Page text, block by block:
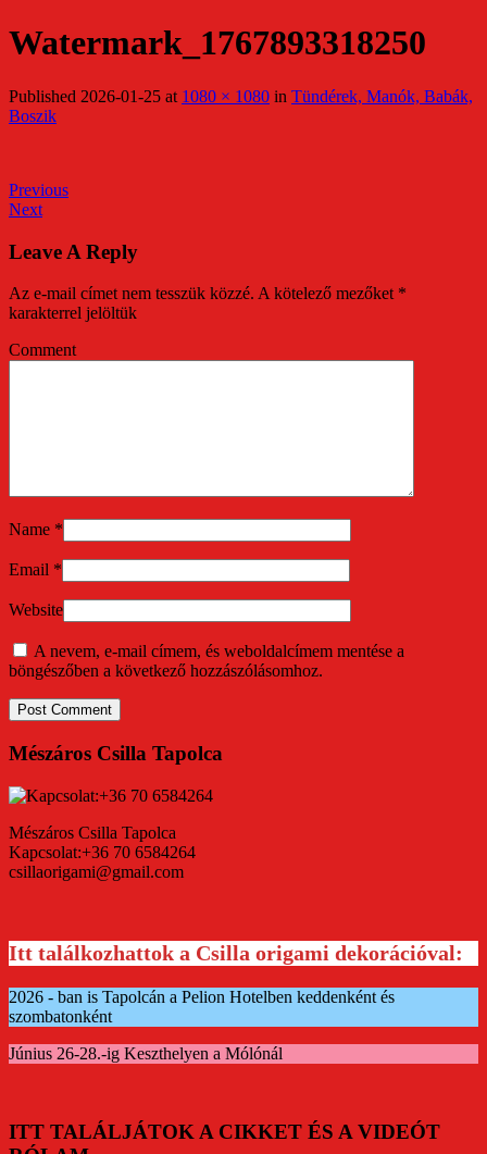
Watermark_1767893318250
Published 2026-01-25 at 1080 × 1080 in Tündérek, Manók, Babák,
Boszik
Previous
Next
Leave A Reply
Az e-mail címet nem tesszük közzé. A kötelező mezőket *
karakterrel jelöltük
Comment
Name *
Email *
Website
A nevem, e-mail címem, és weboldalcímem mentése a
böngészőben a következő hozzászólásomhoz.
Mészáros Csilla Tapolca
Mészáros Csilla Tapolca
Kapcsolat:+36 70 6584264
csillaorigami@gmail.com
Itt találkozhattok a Csilla origami dekorációval:
2026 - ban is Tapolcán a Pelion Hotelben keddenként és
szombatonként
Június 26-28.-ig Keszthelyen a Mólónál
ITT TALÁLJÁTOK A CIKKET ÉS A VIDEÓT